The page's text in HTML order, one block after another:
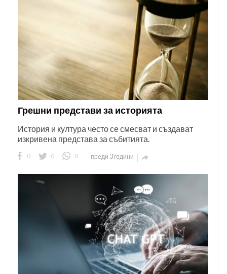
Грешни представи за историята
История и култура често се смесват и създават
изкривена представа за събитията.
0 0 0 преди 3 години 